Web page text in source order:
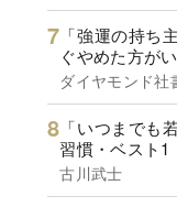
「強運の持ち
ぐやめた方が
ダイヤモンド社
「いつまでも
習慣・ベスト1
古川武士